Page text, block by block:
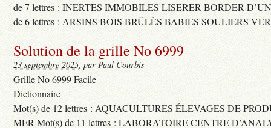
de 7 lettres : INERTES IMMOBILES LISERER BORDER
de 6 lettres : ARSINS BOIS BRÛLÉS BABIES SOULIERS
Solution de la grille No 6999
23 septembre 2025, par Paul Courbis
Grille No 6999 Facile
Dictionnaire
Mot(s) de 12 lettres : AQUACULTURES ÉLEVAGES DE
MER Mot(s) de 11 lettres : LABORATOIRE CENTRE